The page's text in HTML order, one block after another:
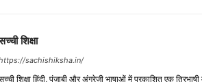
शिक्षा
sachishiksha.in/
शिक्षा हिंदी, पंजाबी और अंग्रेजी भाषाओं में प्रकाशित एक